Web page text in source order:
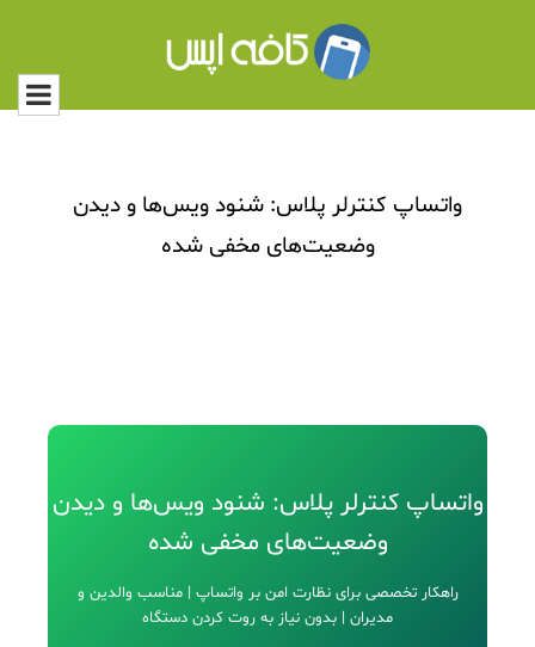
واتساپ کنترلر پلاس: شنود ویس‌ها و دیدن
وضعیت‌های مخفی شده
واتساپ کنترلر پلاس: شنود ویس‌ها و دیدن
وضعیت‌های مخفی شده
راهکار تخصصی برای نظارت امن بر واتساپ | مناسب والدین و
مدیران | بدون نیاز به روت کردن دستگاه